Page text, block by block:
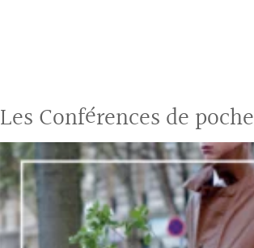
Les Conférences de poche